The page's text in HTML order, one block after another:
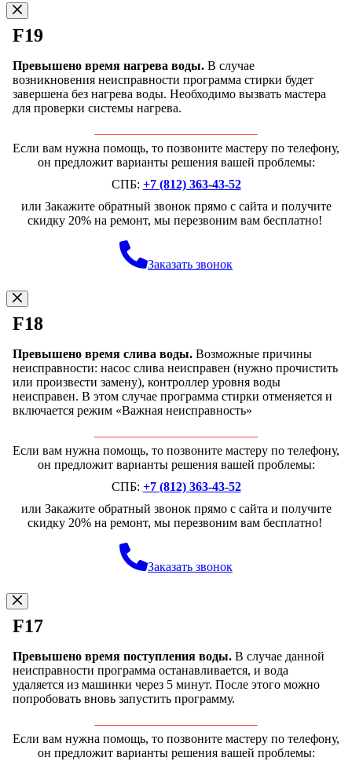
F19
Превышено время нагрева воды. В случае
возникновения неисправности программа стирки будет
завершена без нагрева воды. Необходимо вызвать мастера
для проверки системы нагрева.
Если вам нужна помощь, то позвоните мастеру по телефону,
он предложит варианты решения вашей проблемы:
СПБ: +7 (812) 363-43-52
или Закажите обратный звонок прямо с сайта и получите
скидку 20% на ремонт, мы перезвоним вам бесплатно!
Заказать звонок
F18
Превышено время слива воды. Возможные причины
неисправности: насос слива неисправен (нужно прочистить
или произвести замену), контроллер уровня воды
неисправен. В этом случае программа стирки отменяется и
включается режим «Важная неисправность»
Если вам нужна помощь, то позвоните мастеру по телефону,
он предложит варианты решения вашей проблемы:
СПБ: +7 (812) 363-43-52
или Закажите обратный звонок прямо с сайта и получите
скидку 20% на ремонт, мы перезвоним вам бесплатно!
Заказать звонок
F17
Превышено время поступления воды. В случае данной
неисправности программа останавливается, и вода
удаляется из машинки через 5 минут. После этого можно
попробовать вновь запустить программу.
Если вам нужна помощь, то позвоните мастеру по телефону,
он предложит варианты решения вашей проблемы: